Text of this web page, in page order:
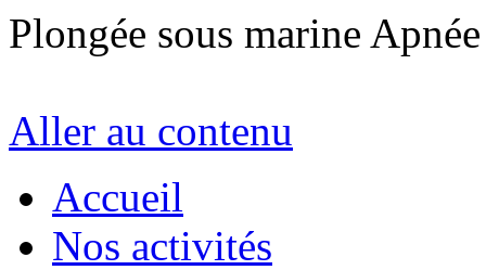
Plongée sous marine
Aller au contenu
Accueil
Nos activités